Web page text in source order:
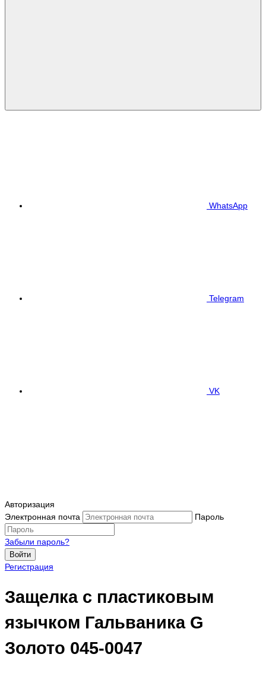
WhatsApp
Telegram
VK
Авторизация
Электронная почта
Пароль
Забыли пароль?
Войти
Регистрация
Защелка с пластиковым
язычком Гальваника G
Золото 045-0047